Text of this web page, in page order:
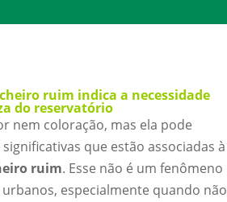
ruim indica a necessidade
do reservatório
nem coloração, mas ela pode
que estão associadas à
ruim. Esse não é um fenômeno
especialmente quando não